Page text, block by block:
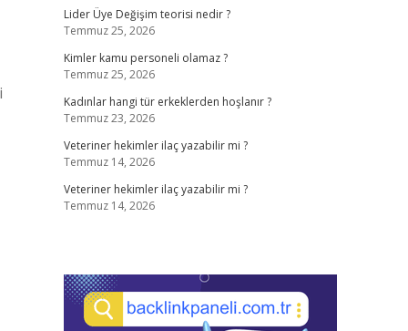
Lider Üye Değişim teorisi nedir ?
Temmuz 25, 2026
Kimler kamu personeli olamaz ?
Temmuz 25, 2026
Kadınlar hangi tür erkeklerden hoşlanır ?
Temmuz 23, 2026
Veteriner hekimler ilaç yazabilir mi ?
Temmuz 14, 2026
Veteriner hekimler ilaç yazabilir mi ?
Temmuz 14, 2026